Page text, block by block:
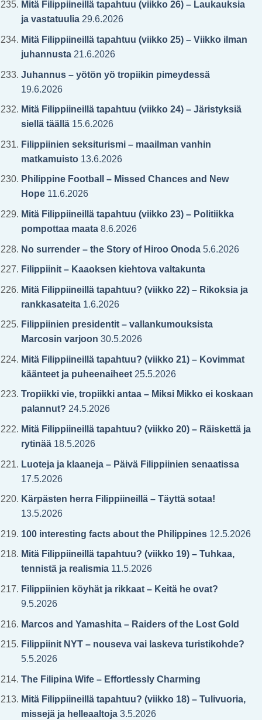
Mitä Filippiineillä tapahtuu (viikko 26) – Laukauksia
ja vastatuulia29.6.2026
Mitä Filippiineillä tapahtuu (viikko 25) – Viikko ilman
juhannusta21.6.2026
Juhannus – yötön yö tropiikin pimeydessä
19.6.2026
Mitä Filippiineillä tapahtuu (viikko 24) – Järistyksiä
siellä täällä15.6.2026
Filippiinien seksiturismi – maailman vanhin
matkamuisto13.6.2026
Philippine Football – Missed Chances and New
Hope11.6.2026
Mitä Filippiineillä tapahtuu (viikko 23) – Politiikka
pompottaa maata8.6.2026
No surrender – the Story of Hiroo Onoda5.6.2026
Filippiinit – Kaaoksen kiehtova valtakunta
Mitä Filippiineillä tapahtuu? (viikko 22) – Rikoksia ja
rankkasateita1.6.2026
Filippiinien presidentit – vallankumouksista
Marcosin varjoon 30.5.2026
Mitä Filippiineillä tapahtuu? (viikko 21) – Kovimmat
käänteet ja puheenaiheet25.5.2026
Tropiikki vie, tropiikki antaa – Miksi Mikko ei koskaan
palannut? 24.5.2026
Mitä Filippiineillä tapahtuu? (viikko 20) – Räiskettä ja
rytinää18.5.2026
Luoteja ja klaaneja – Päivä Filippiinien senaatissa
17.5.2026
Kärpästen herra Filippiineillä – Täyttä sotaa!
13.5.2026
100 interesting facts about the Philippines12.5.2026
Mitä Filippiineillä tapahtuu? (viikko 19) – Tuhkaa,
tennistä ja realismia11.5.2026
Filippiinien köyhät ja rikkaat – Keitä he ovat?
9.5.2026
Marcos and Yamashita – Raiders of the Lost Gold
Filippiinit NYT – nouseva vai laskeva turistikohde?
5.5.2026
The Filipina Wife – Effortlessly Charming
Mitä Filippiineillä tapahtuu? (viikko 18) – Tulivuoria,
missejä ja helleaaltoja3.5.2026